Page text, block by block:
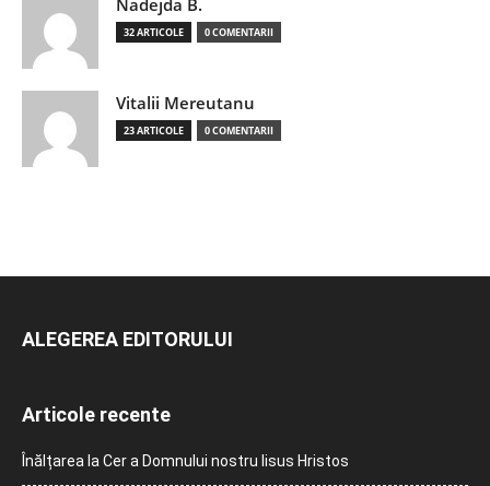
32 ARTICOLE 0 COMENTARII
Vitalii Mereutanu
23 ARTICOLE 0 COMENTARII
ALEGEREA EDITORULUI
Articole recente
Înălțarea la Cer a Domnului nostru Iisus Hristos